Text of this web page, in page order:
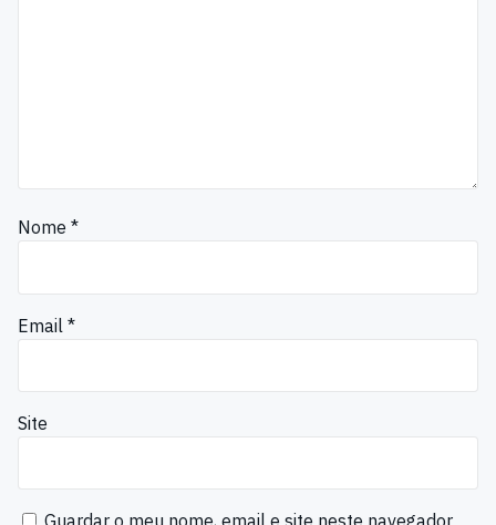
Nome *
Email *
Site